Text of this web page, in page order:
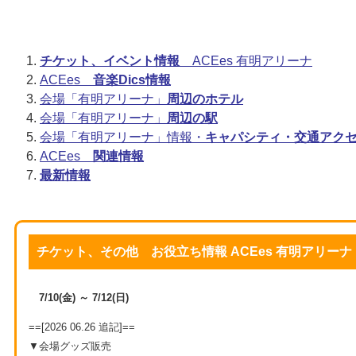
チケット、イベント情報 ACEes 有明アリーナ
ACEes 音楽Dics情報
会場「有明アリーナ」
周辺のホテル
会場「有明アリーナ」
周辺の駅
会場「有明アリーナ」情報・ キャパシティ・交通アク
ACEes
関連情報
最新情報
チケット、その他 お役立ち情報 ACEes 有明アリーナ
7/10(金) ～ 7/12(日)
==[2026 06.26 追記]==
▼会場グッズ販売